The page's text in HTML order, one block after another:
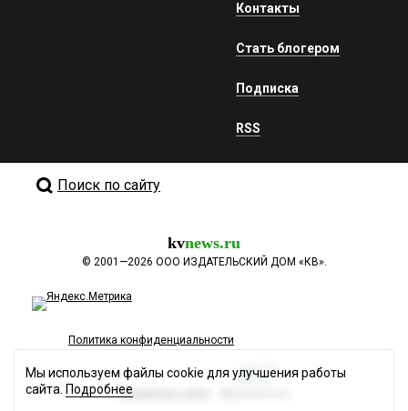
Контакты
Стать блогером
Подписка
RSS
Поиск по сайту
kvnews.ru
© 2001—2026 ООО ИЗДАТЕЛЬСКИЙ ДОМ «КВ».
Политика конфиденциальности
Разработка сайта
Мы используем файлы cookie для улучшения работы
сайта. Подробнее